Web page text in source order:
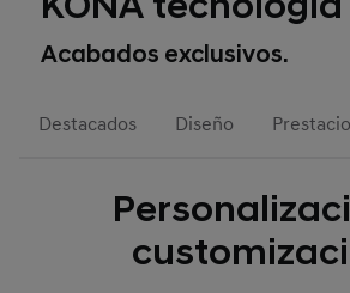
Acabados exclusivos.
Destacados Diseño